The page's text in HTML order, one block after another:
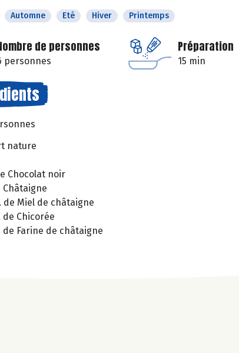
Automne Eté Hiver Printemps
de personnes
personnes
Préparation
15 min
nature
Chocolat noir
Châtaigne
de Miel de châtaigne
de Chicorée
de Farine de châtaigne